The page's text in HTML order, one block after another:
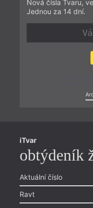
Nová čísla Tvaru,
Jednou za 14 dní.
iTvar
obtýdeník
Aktuální číslo
Ravt